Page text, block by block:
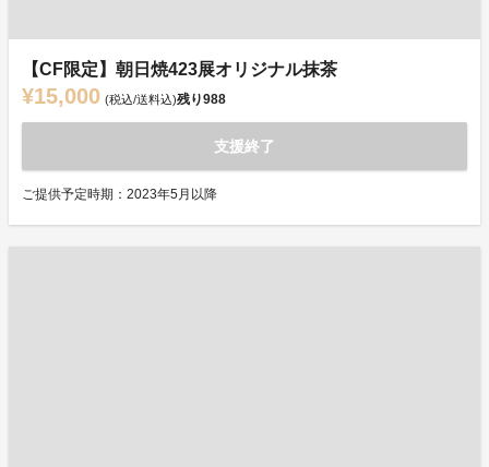
【CF限定】朝日焼423展オリジナル抹茶
¥15,000 (税込/送料込)残り988
支援終了
ご提供予定時期：2023年5月以降